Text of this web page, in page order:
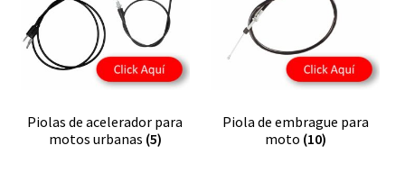
Piolas de acelerador para
motos urbanas (5)
Piola de embrague para
moto (10)